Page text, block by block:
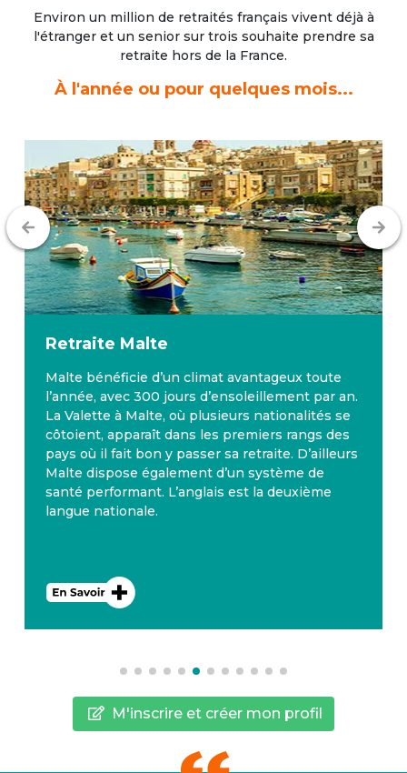
Environ un million de retraités français vivent déjà à
l'étrangeret un senior sur trois souhaite prendre sa
retraite hors de la France.
À l'année ou pour quelques mois...
Retraite Malte
Malte bénéficie d’un climat avantageux toute
l’année, avec 300 jours d’ensoleillement par an.
La Valette à Malte, où plusieurs nationalités se
côtoient, apparaît dans les premiers rangs des
pays où il fait bon y passer sa retraite. D’ailleurs
Malte dispose également d’un système de
santé performant. L’anglais est la deuxième
langue nationale.
M'inscrire et créer mon profil